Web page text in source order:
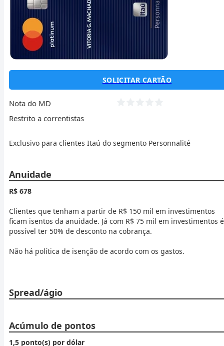
SOLICITAR CARTÃO
Nota do MD
Restrito a correntistas
Exclusivo para clientes Itaú do segmento Personnalité
Anuidade
R$ 678
Clientes que tenham a partir de R$ 150 mil em investimentos
ficam isentos da anuidade. Já com R$ 75 mil em investimentos é
possível ter 50% de desconto na cobrança.
Não há política de isenção de acordo com os gastos.
Spread/ágio
Acúmulo de pontos
1,5 ponto(s) por dólar